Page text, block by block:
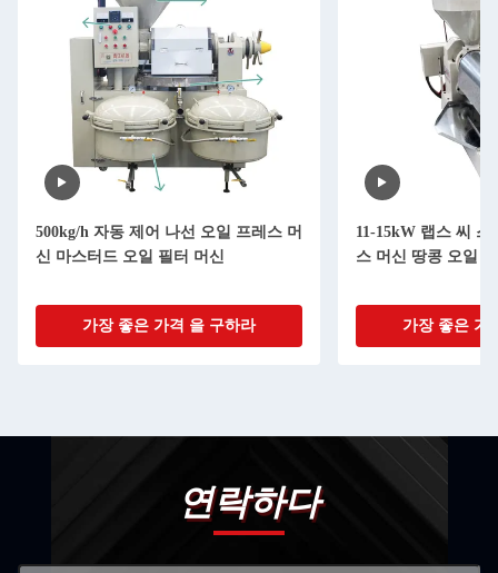
500kg/h 자동 제어 나선 오일 프레스 머
신 마스터드 오일 필터 머신
가장 좋은 가격 을 구하라
11-15kW 랩스 씨 스
스 머신 땅콩 오일
가장 좋은 가
연락하다